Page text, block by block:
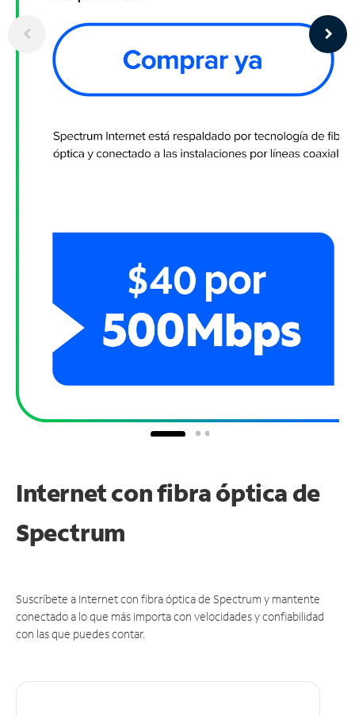
Internet con fibra óptica de
Spectrum
Suscríbete a Internet con fibra óptica de Spectrum y mantente
conectado a lo que más importa con velocidades y confiabilidad
con las que puedes contar.